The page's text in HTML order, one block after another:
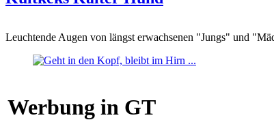
Leuchtende Augen von längst erwachsenen "Jungs" und
Werbung in GT